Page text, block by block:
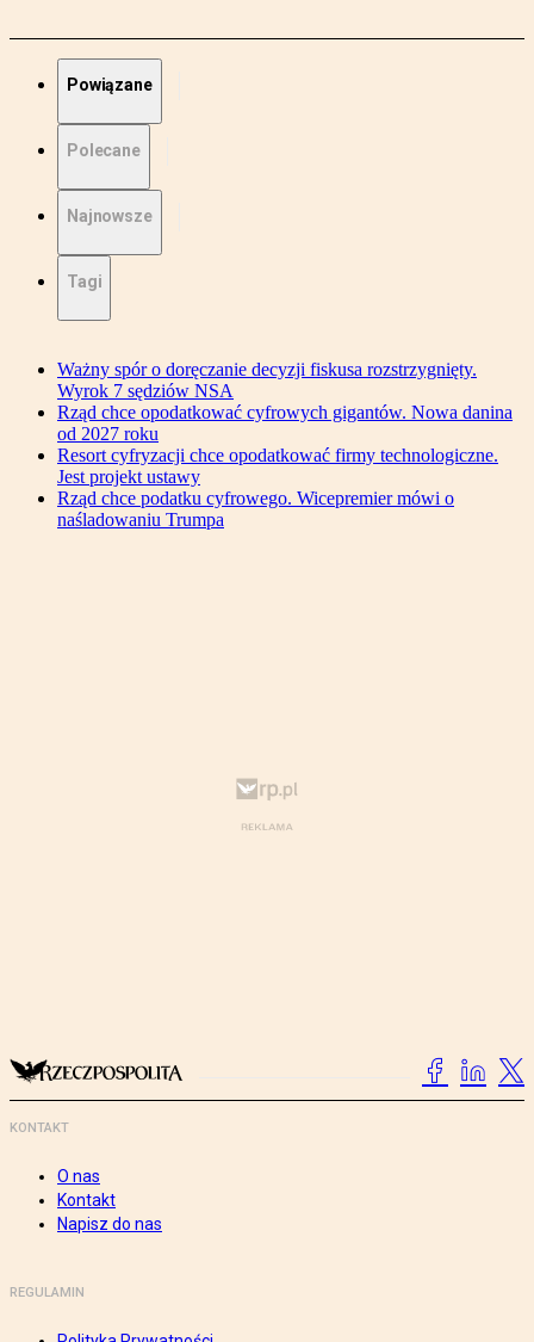
Powiązane
Polecane
Najnowsze
Tagi
Ważny spór o doręczanie decyzji fiskusa rozstrzygnięty.
Wyrok 7 sędziów NSA
Rząd chce opodatkować cyfrowych gigantów. Nowa danina
od 2027 roku
Resort cyfryzacji chce opodatkować firmy technologiczne.
Jest projekt ustawy
Rząd chce podatku cyfrowego. Wicepremier mówi o
naśladowaniu Trumpa
KONTAKT
O nas
Kontakt
Napisz do nas
REGULAMIN